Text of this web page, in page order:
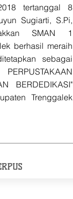
tertanggal 8
Sugiarti, S.Pi,
SMAN 1
berhasil meraih
sebagai
BERDEDIKASI"
Trenggalek